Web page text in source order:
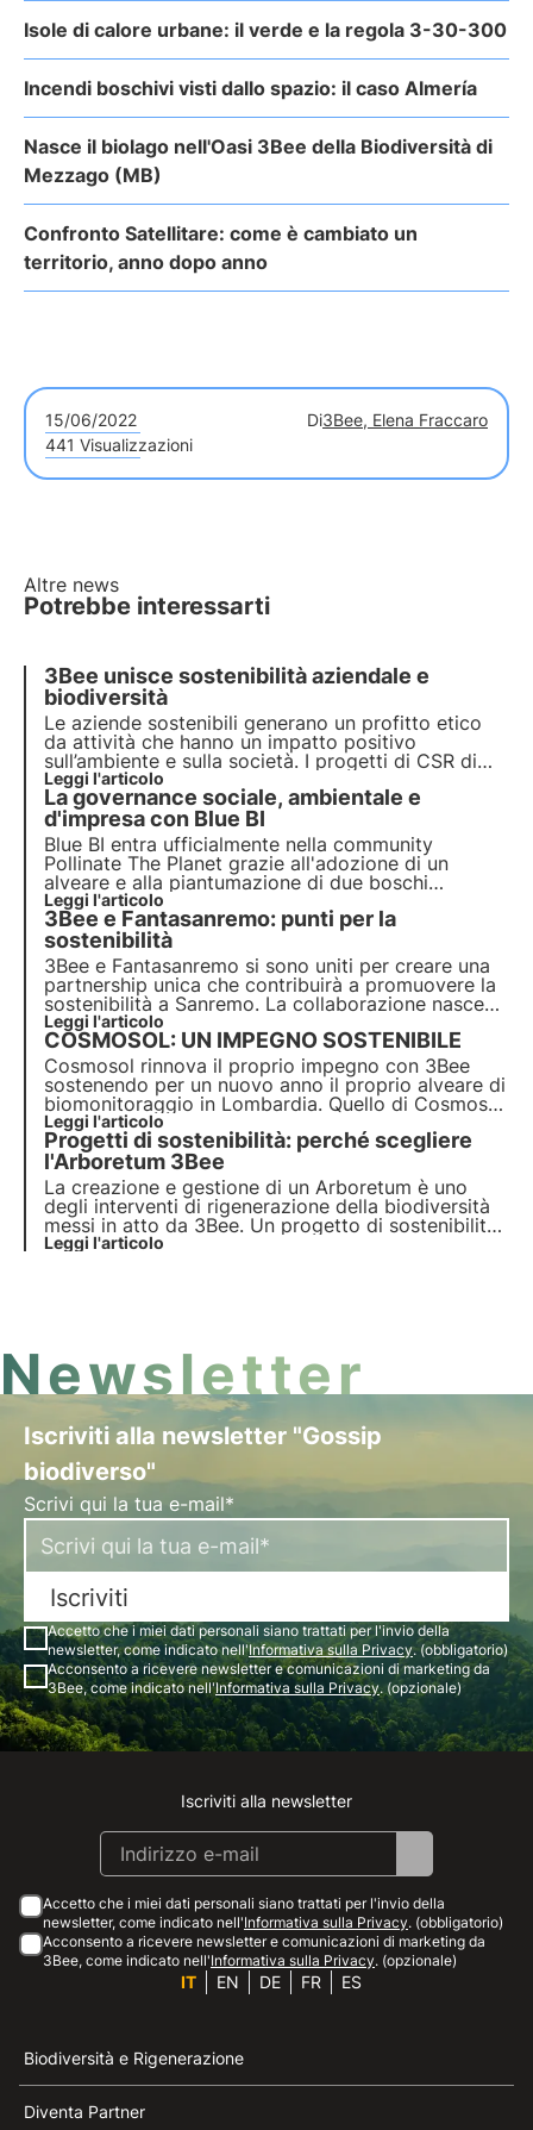
Isole di calore urbane: il verde e la regola 3-30-300
Incendi boschivi visti dallo spazio: il caso Almería
Nasce il biolago nell'Oasi 3Bee della Biodiversità di
Mezzago (MB)
Confronto Satellitare: come è cambiato un
territorio, anno dopo anno
15/06/2022 Di3Bee, Elena Fraccaro
441 Visualizzazioni
Altre news
Potrebbe interessarti
3Bee unisce sostenibilità aziendale e
biodiversità
Le aziende sostenibili generano un profitto etico
da attività che hanno un impatto positivo
sull’ambiente e sulla società. I progetti di CSR di
3Bee rigenerano la biodiversità. Scopri come
essere (più) sostenibile e come proteggere la
biodiversità coinvolgendo i tuoi dipendenti.
Leggi l'articolo
La governance sociale, ambientale e
d'impresa con Blue BI
Blue BI entra ufficialmente nella community
Pollinate The Planet grazie all'adozione di un
alveare e alla piantumazione di due boschi
nettariferi composti da ben 200 alberi melliferi. Il
loro è un esempio concreto di sostenibilità
aziendale e rigenerazione della biodiversità.
Leggi l'articolo
3Bee e Fantasanremo: punti per la
sostenibilità
3Bee e Fantasanremo si sono uniti per creare una
partnership unica che contribuirà a promuovere la
sostenibilità a Sanremo. La collaborazione nasce
per analizzare e supportare i punti assegnati alle
vere azioni di sostenibilità ambientale. 3Bee sarà
l'occhio critico sulla sostenibilità.
Leggi l'articolo
COSMOSOL: UN IMPEGNO SOSTENIBILE
Cosmosol rinnova il proprio impegno con 3Bee
sostenendo per un nuovo anno il proprio alveare di
biomonitoraggio in Lombardia. Quello di Cosmosol
è un esempio concreto di sostenibilità aziendale e
sostegno al territorio. Le parole di Federica Naso,
Head of Sustainability and Innovation.
Leggi l'articolo
Progetti di sostenibilità: perché scegliere
l'Arboretum 3Bee
La creazione e gestione di un Arboretum è uno
degli interventi di rigenerazione della biodiversità
messi in atto da 3Bee. Un progetto di sostenibilità
aziendale misurato tramite dashboard, per un
Leggi l'articolo
Newsletter
Iscriviti alla newsletter "Gossip
biodiverso"
Scrivi qui la tua e-mail*
Iscriviti
Accetto che i miei dati personali siano trattati per l'invio della
newsletter, come indicato nell'Informativa sulla Privacy. (obbligatorio)
Acconsento a ricevere newsletter e comunicazioni di marketing da
3Bee, come indicato nell'Informativa sulla Privacy. (opzionale)
Instagram
Facebook
Linkedin
Youtube
Iscriviti alla newsletter
Accetto che i miei dati personali siano trattati per l'invio della
newsletter, come indicato nell'Informativa sulla Privacy. (obbligatorio)
Acconsento a ricevere newsletter e comunicazioni di marketing da
3Bee, come indicato nell'Informativa sulla Privacy. (opzionale)
IT EN DE FR ES
Biodiversità e Rigenerazione
Diventa Partner